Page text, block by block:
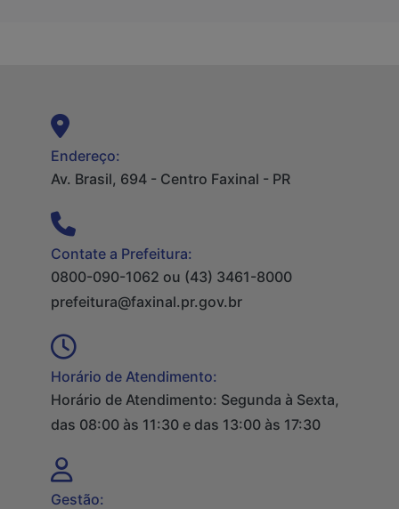
Endereço:
Av. Brasil, 694 - Centro Faxinal - PR
Contate a Prefeitura:
0800-090-1062 ou (43) 3461-8000
prefeitura@faxinal.pr.gov.br
Horário de Atendimento:
Horário de Atendimento: Segunda à Sexta,
das 08:00 às 11:30 e das 13:00 às 17:30
Gestão: